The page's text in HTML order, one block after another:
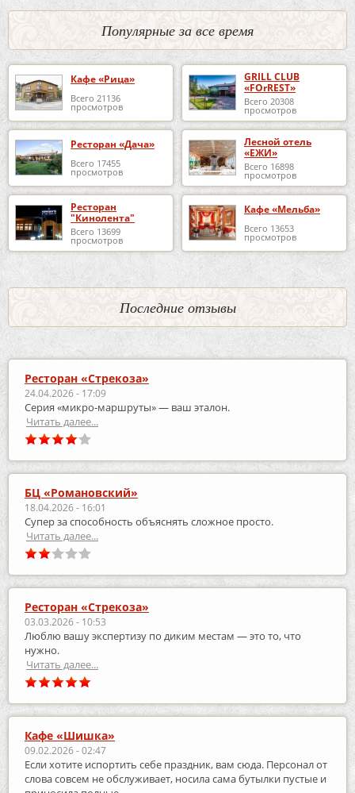
Популярные за все время
Кафе «Рица»
Всего 21136
просмотров
GRILL CLUB
«FOrREST»
Всего 20308
просмотров
Ресторан «Дача»
Всего 17455
просмотров
Лесной отель
«ЕЖИ»
Всего 16898
просмотров
Ресторан
"Кинолента"
Всего 13699
просмотров
Кафе «Мельба»
Всего 13653
просмотров
Последние отзывы
Ресторан «Стрекоза»
24.04.2026 - 17:09
Серия «микро‑маршруты» — ваш эталон.
Читать далее...
БЦ «Романовский»
18.04.2026 - 16:01
Супер за способность объяснять сложное просто.
Читать далее...
Ресторан «Стрекоза»
03.03.2026 - 10:53
Люблю вашу экспертизу по диким местам — это то, что
нужно.
Читать далее...
Кафе «Шишка»
09.02.2026 - 02:47
Если хотите испортить себе праздник, вам сюда. Персонал от
слова совсем не обслуживает, носила сама бутылки пустые и